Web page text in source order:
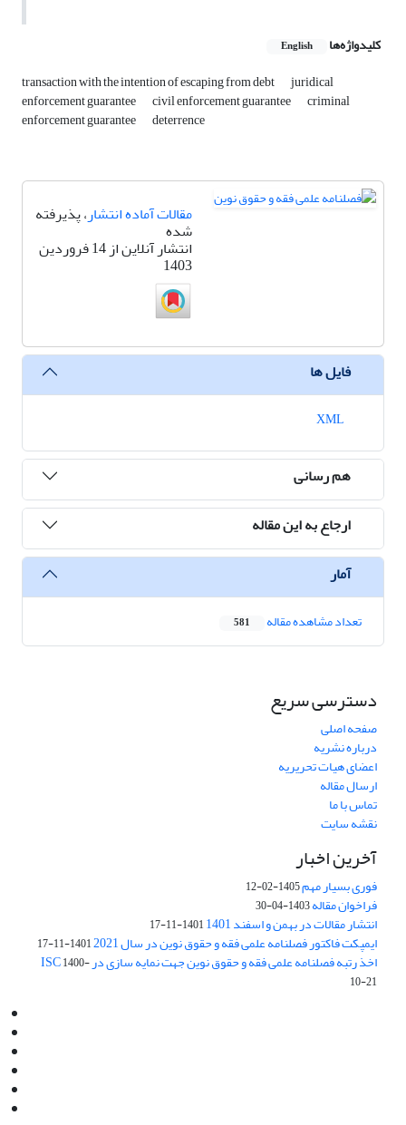
کلیدواژه‌ها English
transaction with the intention of escaping from debt juridical
enforcement guarantee civil enforcement guarantee criminal
enforcement guarantee deterrence
مقالات آماده انتشار، پذیرفته
شده
انتشار آنلاین از 14 فروردین
1403
فایل ها
هم رسانی
ارجاع به این مقاله
آمار
تعداد مشاهده مقاله 581
دسترسی سریع
صفحه اصلی
درباره نشریه
اعضای هیات تحریریه
ارسال مقاله
تماس با ما
نقشه سایت
آخرین اخبار
فوری بسیار مهم1405-02-12
فراخوان مقاله1403-04-30
انتشار مقالات در بهمن و اسفند 1401 1401-11-17
ایمپکت فاکتور فصلنامه علمی فقه و حقوق نوین در سال 2021 1401-11-17
اخذ رتبه فصلنامه علمی فقه و حقوق نوین جهت نمایه سازی در ISC1400-
10-21